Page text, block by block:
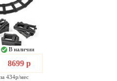
В наличии
8699 р
434р/мес